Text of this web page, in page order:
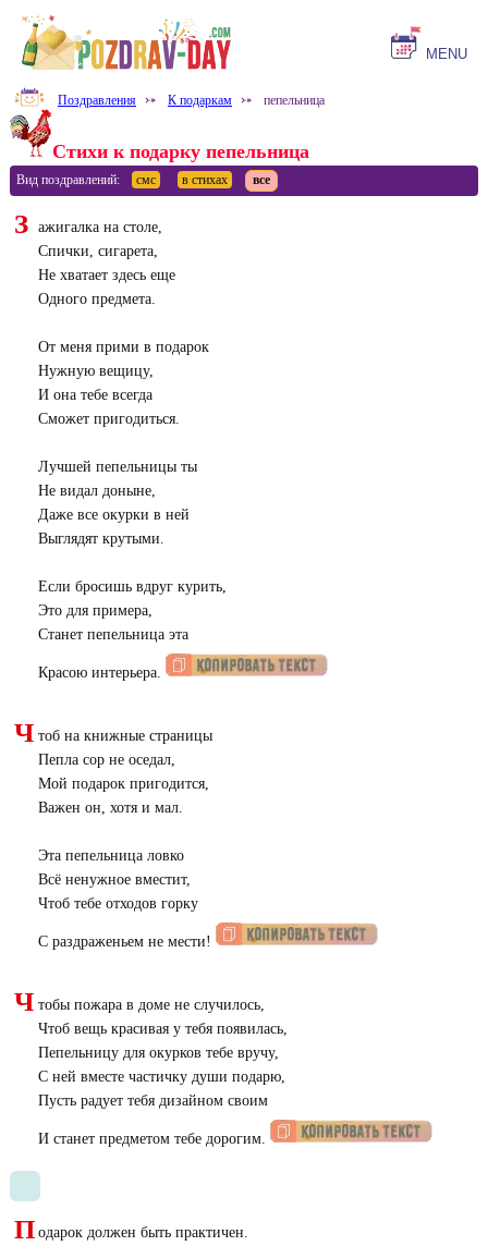
MENU
Поздравления ⤐ К подаркам ⤐ пепельница
Стихи к подарку пепельница
Вид поздравлений: смс в стихах все
З
ажигалка на столе,
Спички, сигарета,
Не хватает здесь еще
Одного предмета.
От меня прими в подарок
Нужную вещицу,
И она тебе всегда
Сможет пригодиться.
Лучшей пепельницы ты
Не видал доныне,
Даже все окурки в ней
Выглядят крутыми.
Если бросишь вдруг курить,
Это для примера,
Станет пепельница эта
Красою интерьера.
Ч тоб на книжные страницы
Пепла сор не оседал,
Мой подарок пригодится,
Важен он, хотя и мал.
Эта пепельница ловко
Всё ненужное вместит,
Чтоб тебе отходов горку
С раздраженьем не мести!
Ч тобы пожара в доме не случилось,
Чтоб вещь красивая у тебя появилась,
Пепельницу для окурков тебе вручу,
С ней вместе частичку души подарю,
Пусть радует тебя дизайном своим
И станет предметом тебе дорогим.
П одарок должен быть практичен.